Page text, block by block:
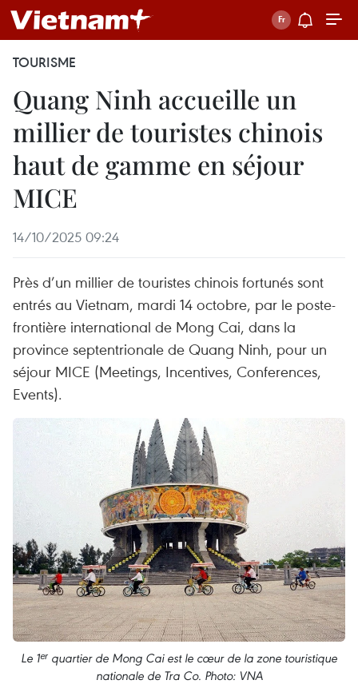
TOURISME
Quang Ninh accueille un
millier de touristes chinois
haut de gamme en séjour
MICE
14/10/2025 09:24
Près d’un millier de touristes chinois fortunés sont
entrés au Vietnam, mardi 14 octobre, par le poste-
frontière international de Mong Cai, dans la
province septentrionale de Quang Ninh, pour un
séjour MICE (Meetings, Incentives, Conferences,
Events).
Le 1ᵉʳ quartier de Mong Cai est le cœur de la zone touristique
nationale de Tra Co. Photo: VNA